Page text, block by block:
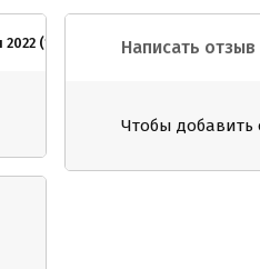
(1 сертификат)Написать отзыв
Чтобы добавить